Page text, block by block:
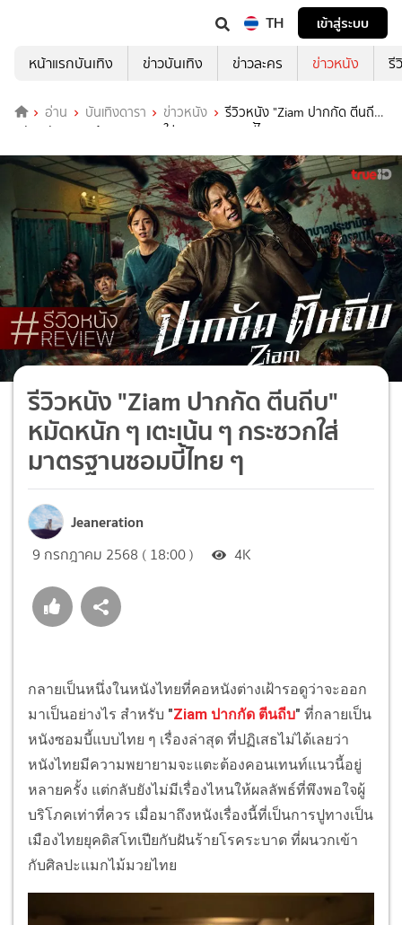
TH
เข้าสู่ระบบ
หน้าแรกบันเทิง
ข่าวบันเทิง ข่าวละคร ข่าวหนัง รี
อ่าน บันเทิงดารา ข่าวหนัง
รีวิวหนัง "Ziam ปากกัด ตีนถีบ"
หมัดหนัก ๆ เตะเน้น ๆ กระซวกใส่มาตรฐานซอมบี้ไทย ๆ
รีวิวหนัง "Ziam ปากกัด ตีนถีบ"
หมัดหนัก ๆ เตะเน้น ๆ กระซวกใส่
มาตรฐานซอมบี้ไทย ๆ
Jeaneration
9 กรกฎาคม 2568 ( 18:00 ) 4K
กลายเป็นหนึ่งในหนังไทยที่คอหนังต่างเฝ้ารอดูว่าจะออก
มาเป็นอย่างไร สำหรับ "Ziam ปากกัด ตีนถีบ" ที่กลายเป็น
หนังซอมบี้แบบไทย ๆ เรื่องล่าสุด ที่ปฏิเสธไม่ได้เลยว่า
หนังไทยมีความพยายามจะแตะต้องคอนเทนท์แนวนี้อยู่
หลายครั้ง แต่กลับยังไม่มีเรื่องไหนให้ผลลัพธ์ที่พึงพอใจผู้
บริโภคเท่าที่ควร เมื่อมาถึงหนังเรื่องนี้ที่เป็นการปูทางเป็น
เมืองไทยยุคดิสโทเปียกับฝันร้ายโรคระบาด ที่ผนวกเข้า
กับศิลปะแมกไม้มวยไทย